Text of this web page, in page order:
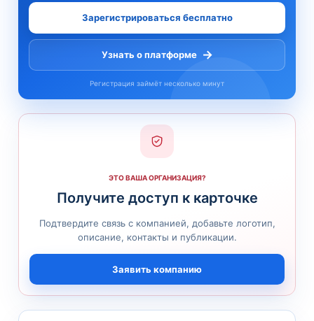
Зарегистрироваться бесплатно
Узнать о платформе →
Регистрация займёт несколько минут
ЭТО ВАША ОРГАНИЗАЦИЯ?
Получите доступ к карточке
Подтвердите связь с компанией, добавьте логотип,
описание, контакты и публикации.
Заявить компанию